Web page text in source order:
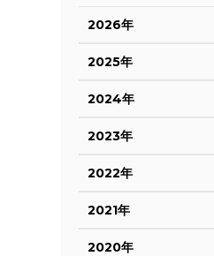
2026年
2025年
2024年
2023年
2022年
2021年
2020年